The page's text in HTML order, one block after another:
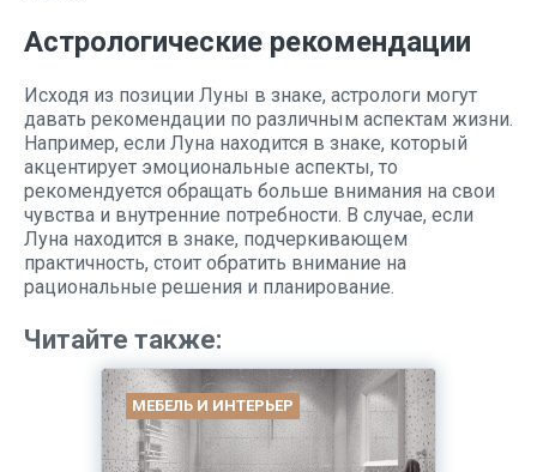
Астрологические рекомендации
Исходя из позиции Луны в знаке, астрологи могут
давать рекомендации по различным аспектам жизни.
Например, если Луна находится в знаке, который
акцентирует эмоциональные аспекты, то
рекомендуется обращать больше внимания на свои
чувства и внутренние потребности. В случае, если
Луна находится в знаке, подчеркивающем
практичность, стоит обратить внимание на
рациональные решения и планирование.
Читайте также:
МЕБЕЛЬ И ИНТЕРЬЕР